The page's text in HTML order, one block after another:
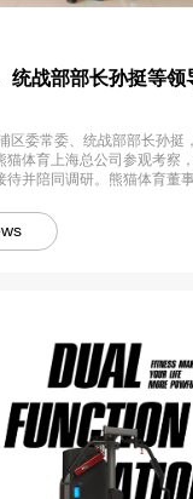
统战部部长孙挺等领
区委常委、统战部部长孙挺
猫体育上海总公司参观考察
并陪同调研。熊猫体育董事